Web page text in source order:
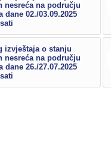
na području
dane 02./03.09.2025
izvještaja o stanju
na području
dane 26./27.07.2025